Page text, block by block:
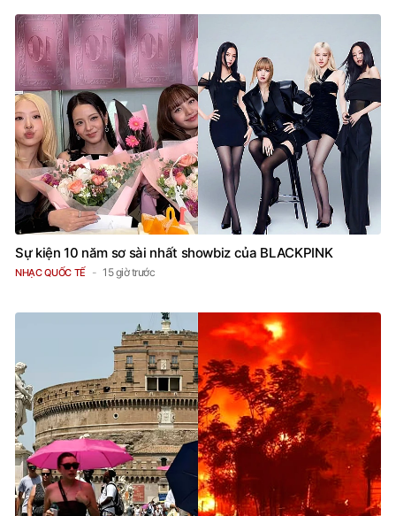
Sự kiện 10 năm sơ sài nhất showbiz của BLACKPINK
NHẠC QUỐC TẾ 15 giờ trước